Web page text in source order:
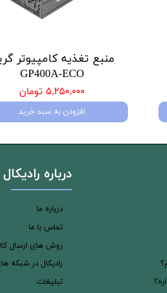
منبع تغذیه کامپیوتر
GP400A-ECO
۵,۲۵۰,۰۰۰ تومان
افزودن به سبد خرید
درباره رادیکال
درباره ما
تماس با ما
روش های ارسال
رادیکال در شبکه
تبلیغات